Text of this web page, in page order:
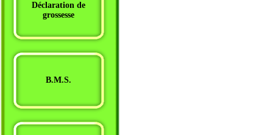
Déclaration de
grossesse
B.M.S.